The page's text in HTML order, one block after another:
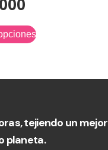
tejiendo un mejor
planeta.